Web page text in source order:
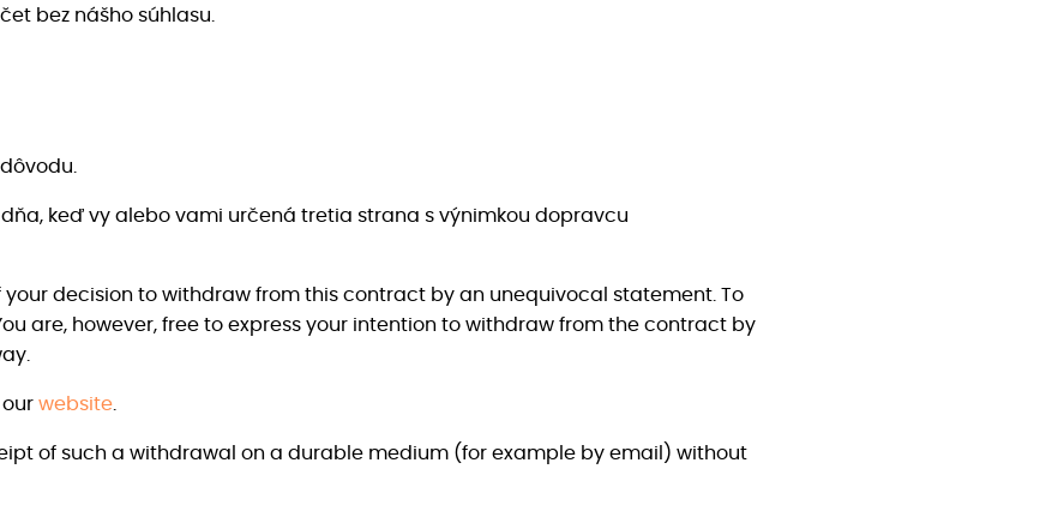
bez nášho súhlasu.
keď vy alebo vami určená tretia strana s výnimkou dopravcu
decision to withdraw from this contract by an unequivocal statement. To
are, however, free to express your intention to withdraw from the contract by
website.
of such a withdrawal on a durable medium (for example by email) without